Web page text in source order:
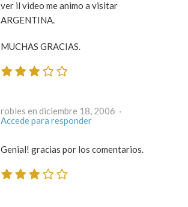
ver il video me animo a visitar
ARGENTINA.
MUCHAS GRACIAS.
robles en diciembre 18, 2006 ·
Accede para responder
Genial! gracias por los comentarios.